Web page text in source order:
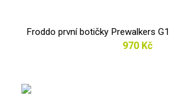
Froddo první botičky Prewalkers
970 Kč